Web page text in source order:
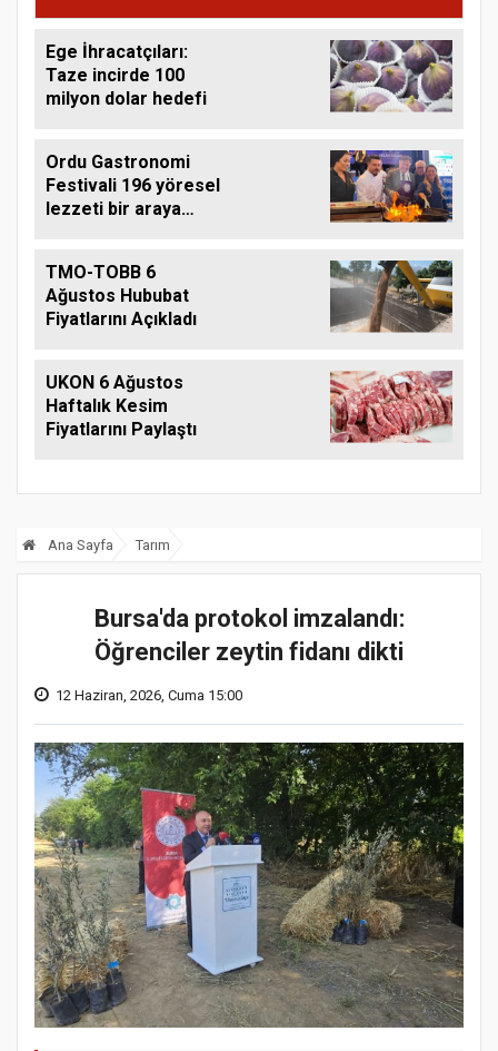
Ege İhracatçıları:
Taze incirde 100
milyon dolar hedefi
Ordu Gastronomi
Festivali 196 yöresel
lezzeti bir araya
TMO-TOBB 6
Ağustos Hububat
Fiyatlarını Açıkladı
UKON 6 Ağustos
Haftalık Kesim
Fiyatlarını Paylaştı
Ana Sayfa Tarım
Bursa'da protokol imzalandı:
Öğrenciler zeytin fidanı dikti
12 Haziran, 2026, Cuma 15:00